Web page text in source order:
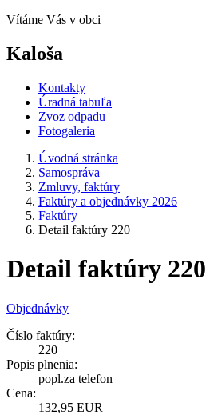
Vítáme Vás v obci
Kaloša
Kontakty
Úradná tabuľa
Zvoz odpadu
Fotogaleria
Úvodná stránka
Samospráva
Zmluvy, faktúry
Faktúry a objednávky 2026
Faktúry
Detail faktúry 220
Detail faktúry 220
Objednávky
Číslo faktúry:
220
Popis plnenia:
popl.za telefon
Cena:
132,95 EUR